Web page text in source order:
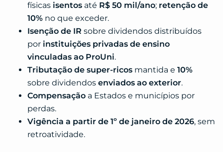
físicas isentos até R$ 50 mil/ano; retenção de
10% no que exceder.
Isenção de IR sobre dividendos distribuídos
por instituições privadas de ensino
vinculadas ao ProUni.
Tributação de super-ricos mantida e 10%
sobre dividendos enviados ao exterior.
Compensação a Estados e municípios por
perdas.
Vigência a partir de 1º de janeiro de 2026, sem
retroatividade.